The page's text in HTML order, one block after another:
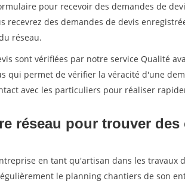
pour recevoir des demandes de
recevrez des demandes de devis
réseau.
sont vérifiées par notre service Qualité
qui permet de vérifier la véracité d'une
avec les particuliers pour réaliser
réseau pour trouver des
en tant qu'artisan dans les travaux
le planning chantiers de son